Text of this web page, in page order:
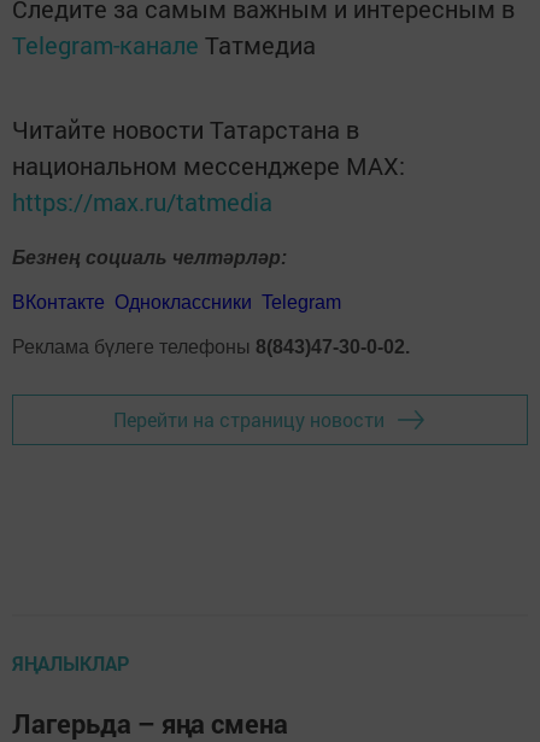
Следите за самым важным и интересным в
Telegram-канале Татмедиа
Читайте новости Татарстана в
национальном мессенджере MАХ:
https://max.ru/tatmedia
Безнең социаль челтәрләр:
ВКонтакте Одноклассники Telegram
Реклама бүлеге телефоны 8(843)47-30-0-02.
Перейти на страницу новости
ЯҢАЛЫКЛАР
Лагерьда – яңа смена